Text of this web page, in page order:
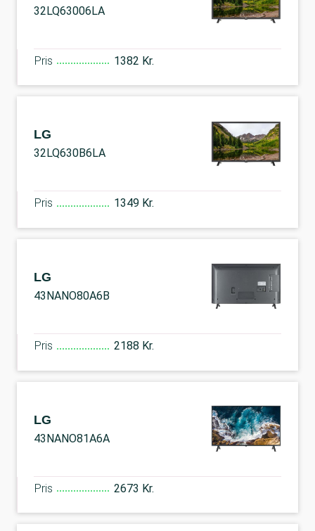
32LQ63006LA
Pris 1382 Kr.
LG
32LQ630B6LA
Pris 1349 Kr.
LG
43NANO80A6B
Pris 2188 Kr.
LG
43NANO81A6A
Pris 2673 Kr.